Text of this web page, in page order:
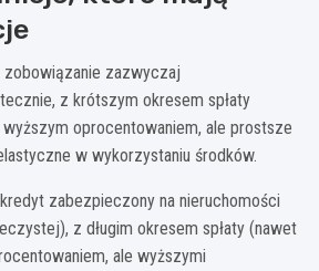
zobowiązanie zazwyczaj
z krótszym okresem spłaty
oprocentowaniem, ale prostsze
w wykorzystaniu środków.
zabezpieczony na nieruchomości
z długim okresem spłaty (nawet
ale wyższymi